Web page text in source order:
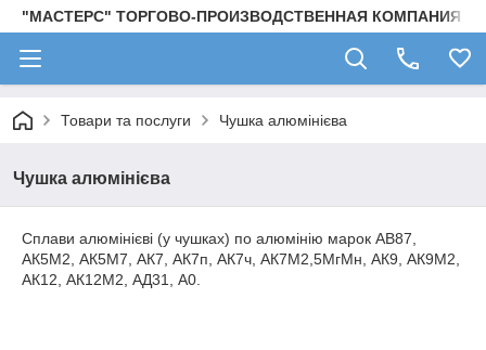
"МАСТЕРС" ТОРГОВО-ПРОИЗВОДСТВЕННАЯ КОМПАНИЯ
Товари та послуги Чушка алюмінієва
Чушка алюмінієва
Сплави алюмінієві (у чушках) по алюмінію марок АВ87,
АК5М2, АК5М7, АК7, АК7п, АК7ч, АК7М2,5МгМн, АК9, АК9М2,
АК12, АК12М2, АД31, А0.